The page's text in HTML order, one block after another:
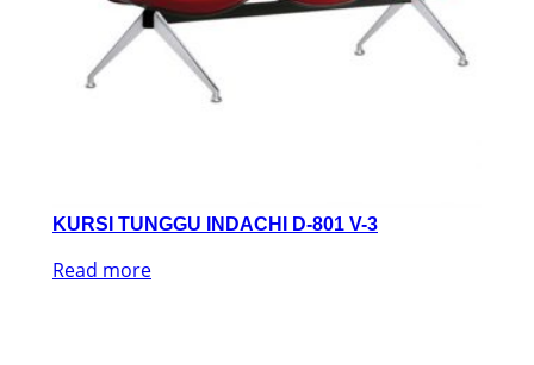
KURSI TUNGGU INDACHI D-801 V-3
Read more